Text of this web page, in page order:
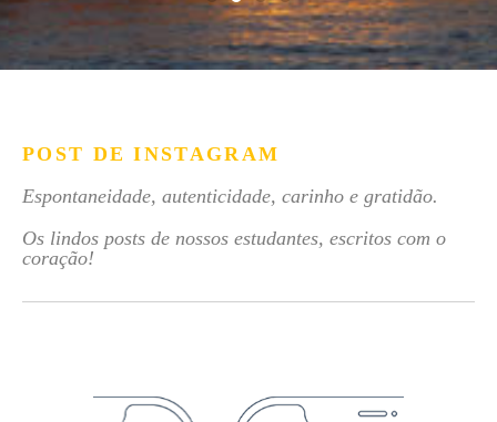
POST DE INSTAGRAM
Espontaneidade, autenticidade, carinho e gratidão.
Os lindos posts de nossos estudantes, escritos com o
coração!